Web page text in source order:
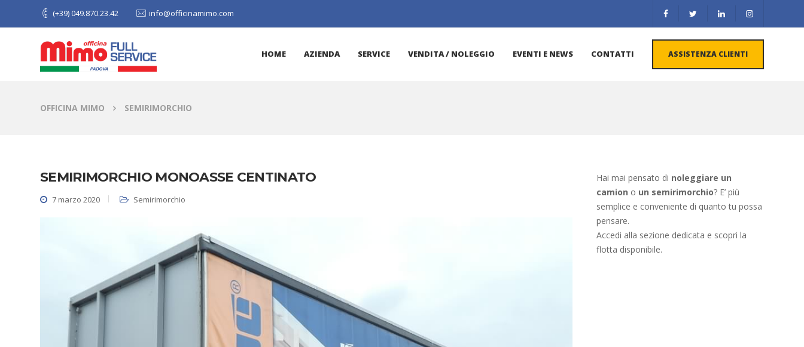
(+39) 049.870.23.42 info@officinamimo.com
HOME AZIENDA SERVICE VENDITA / NOLEGGIO EVENTI E NEWS CONTATTI ASSISTENZA CLIENTI
OFFICINA MIMO SEMIRIMORCHIO
SEMIRIMORCHIO MONOASSE CENTINATO
7 marzo 2020 Semirimorchio
Hai mai pensato di noleggiare un
camion o un semirimorchio? E’ più
semplice e conveniente di quanto tu possa
pensare.
Accedi alla sezione dedicata e scopri la
flotta disponibile.